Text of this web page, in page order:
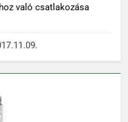
való csatlakozása